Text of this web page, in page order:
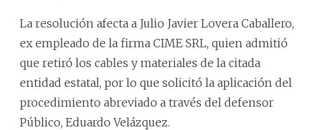
La resolución afecta a Julio Javier Lovera Caballero,
ex empleado de la firma CIME SRL, quien admitió
que retiró los cables y materiales de la citada
entidad estatal, por lo que solicitó la aplicación del
procedimiento abreviado a través del defensor
Público, Eduardo Velázquez.